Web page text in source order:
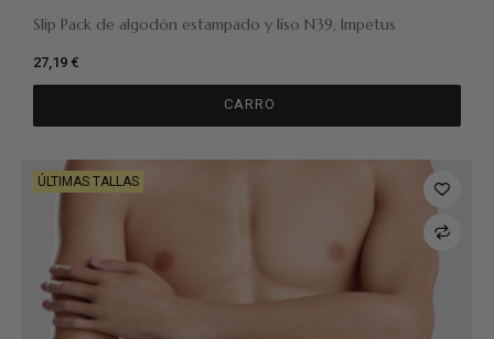
Slip Pack de algodón estampado y liso N39, Impetus
27,19 €
CARRO
ÚLTIMAS TALLAS